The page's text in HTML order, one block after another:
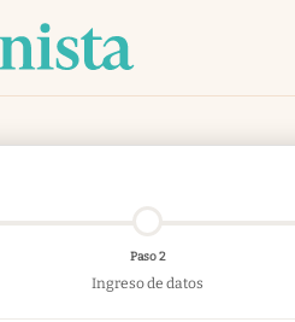
Paso 2
Ingreso de datos